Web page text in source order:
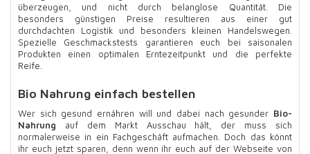
überzeugen, und nicht durch belanglose Quantität. Die
besonders günstigen Preise resultieren aus einer gut
durchdachten Logistik und besonders kleinen Handelswegen.
Spezielle Geschmackstests garantieren euch bei saisonalen
Produkten einen optimalen Erntezeitpunkt und die perfekte
Reife.
Bio Nahrung einfach bestellen
Wer sich gesund ernähren will und dabei nach gesunder Bio-
Nahrung auf dem Markt Ausschau hält, der muss sich
normalerweise in ein Fachgeschäft aufmachen. Doch das könnt
ihr euch jetzt sparen, denn wenn ihr euch auf der Webseite von